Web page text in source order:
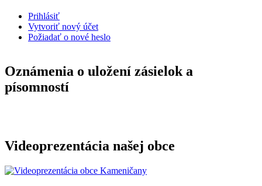
Prihlásiť
Vytvoriť nový účet
Požiadať o nové heslo
Oznámenia o uložení zásielok a
písomností
Videoprezentácia našej obce